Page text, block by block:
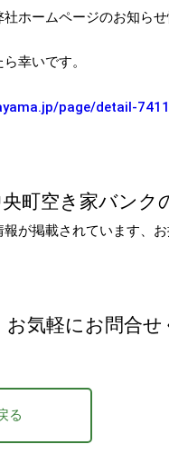
ホームページのお知らせ
ら幸いです。
page/detail-
町空き家バンク
掲載されています、お
気軽にお問合せ
る